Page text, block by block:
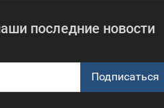
последние новости
Подписаться